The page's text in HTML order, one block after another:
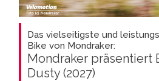
Das vielseitigste und
Bike von Mondraker:
Mondraker präsentiert
Dusty (2027)